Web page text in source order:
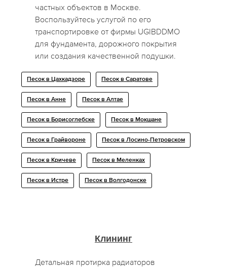
частных объектов в Москве.
Воспользуйтесь услугой по его
транспортировке от фирмы UGIBDDMO
для фундамента, дорожного покрытия
или создания качественной подушки.
Песок в Цахкадзоре Песок в Саратове
Песок в Анне Песок в Алтае
Песок в Борисоглебске Песок в Мокшане
Песок в Грайвороне Песок в Лосино-Петровском
Песок в Кричеве Песок в Меленках
Песок в Истре Песок в Волгодонске
Клининг
Детальная протирка радиаторов